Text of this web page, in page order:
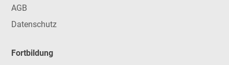
AGB
Datenschutz
Fortbildung